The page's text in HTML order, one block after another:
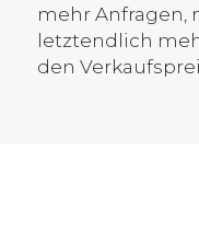
mehr Anfragen,
letztendlich
den